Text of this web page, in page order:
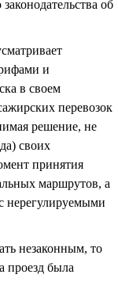
об
и
в своем
перевозок
решение, не
своих
принятия
маршрутов, а
нерегулируемыми
незаконным, то
проезд была